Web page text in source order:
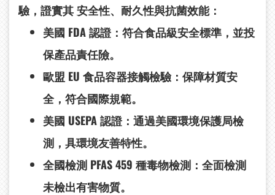
驗，證實其安全性、耐久性與抗菌效能：
美國 FDA認證：符合食品級安全標準，並投
保產品責任險。
歐盟 EU 食品容器接觸檢驗：保障材質安
全，符合國際規範。
美國 USEPA認證：通過美國環境保護局檢
測，具環境友善特性。
全國檢測 PFAS 459 種毒物檢測 ：全面檢測
未檢出有害物質。